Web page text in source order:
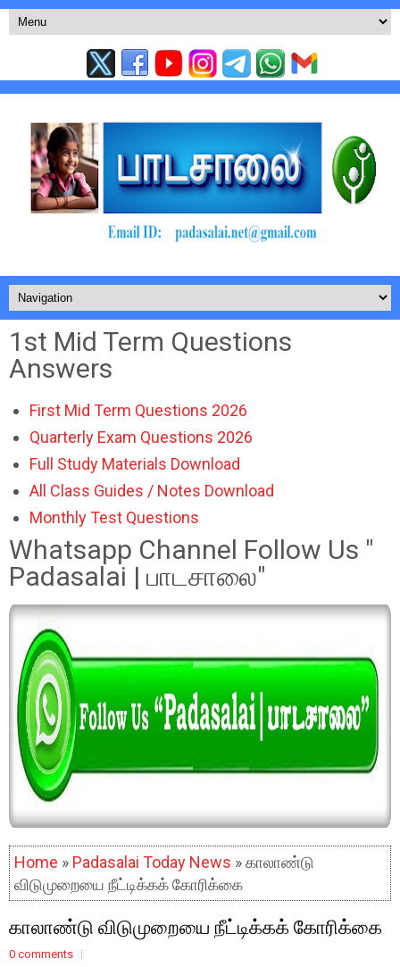
1st Mid Term Questions
Answers
First Mid Term Questions 2026
Quarterly Exam Questions 2026
Full Study Materials Download
All Class Guides / Notes Download
Monthly Test Questions
Whatsapp Channel Follow Us "
Padasalai | பாடசாலை"
Home » Padasalai Today News » காலாண்டு
விடுமுறையை நீட்டிக்கக் கோரிக்கை
காலாண்டு விடுமுறையை நீட்டிக்கக் கோரிக்கை
0 comments